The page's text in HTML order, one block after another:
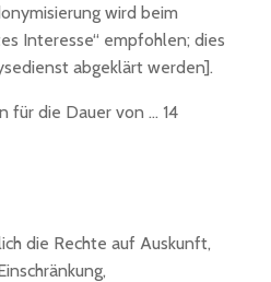
wird beim
Interesse“ empfohlen; dies
abgeklärt werden].
für die Dauer von … 14
die Rechte auf Auskunft,